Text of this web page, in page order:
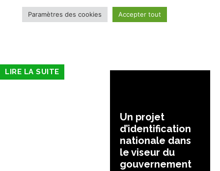
LIRE LA SUITE
Un projet
d’identification
nationale dans
le viseur du
gouvernement